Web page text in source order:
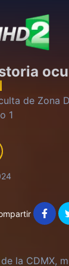
de Zona
1
la CDMX,